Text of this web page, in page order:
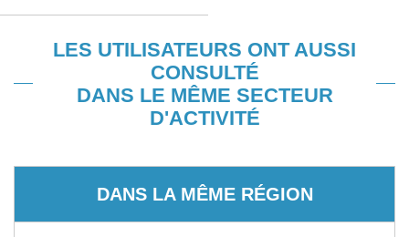
LES UTILISATEURS ONT AUSSI
CONSULTÉ
DANS LE MÊME SECTEUR
D'ACTIVITÉ
DANS LA MÊME RÉGION